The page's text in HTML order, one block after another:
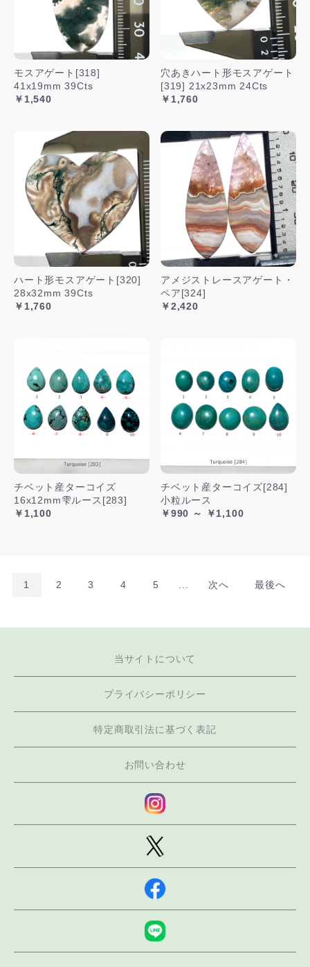
モスアゲート[318]
41x19mm 39Cts
￥1,540
穴あきハート形モスアゲート
[319] 21x23mm 24Cts
￥1,760
ハート形モスアゲート[320]
28x32mm 39Cts
￥1,760
アメジストレースアゲート・
ペア[324]
￥2,420
チベット産ターコイズ
16x12mm雫ルース[283]
￥1,100
チベット産ターコイズ[284]
小粒ルース
￥990 ～ ￥1,100
1 2 3 4 5 次へ 最後へ
当サイトについて
プライバシーポリシー
特定商取引法に基づく表記
お問い合わせ